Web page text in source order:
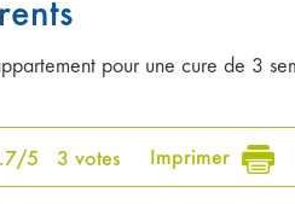
pour une cure de 3
/5 3 votes Imprimer